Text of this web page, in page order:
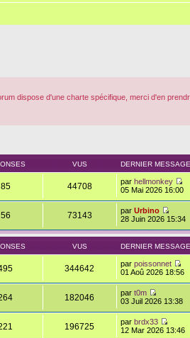
dispose d'une charte spécifique, merci d'en
VUS DERNIER MESSAGE
85 44708 parhellmonkey
05 Mai 2026 16:00
56 73143 parUrbino
28 Juin 2026 15:34
VUS DERNIER MESSAGE
344642 parpoissonnet
01 Aoû 2026 18:56
182046 part0m
03 Juil 2026 13:38
196725 parbrdx33
12 Mar 2026 13:46